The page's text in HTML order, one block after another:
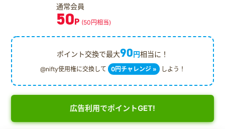
通常会員
50P (50円相当)
ポイント交換で最大90円相当に！
@nifty使用権に交換して 0円チャレンジ » しよう！
広告利用でポイントGET!